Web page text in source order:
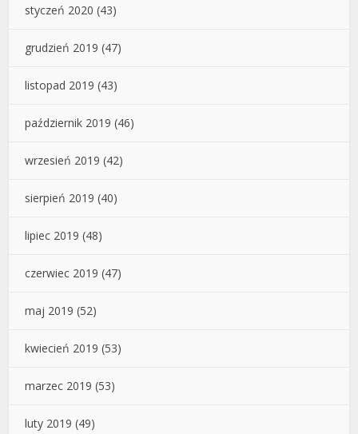
styczeń 2020 (43)
grudzień 2019 (47)
listopad 2019 (43)
październik 2019 (46)
wrzesień 2019 (42)
sierpień 2019 (40)
lipiec 2019 (48)
czerwiec 2019 (47)
maj 2019 (52)
kwiecień 2019 (53)
marzec 2019 (53)
luty 2019 (49)